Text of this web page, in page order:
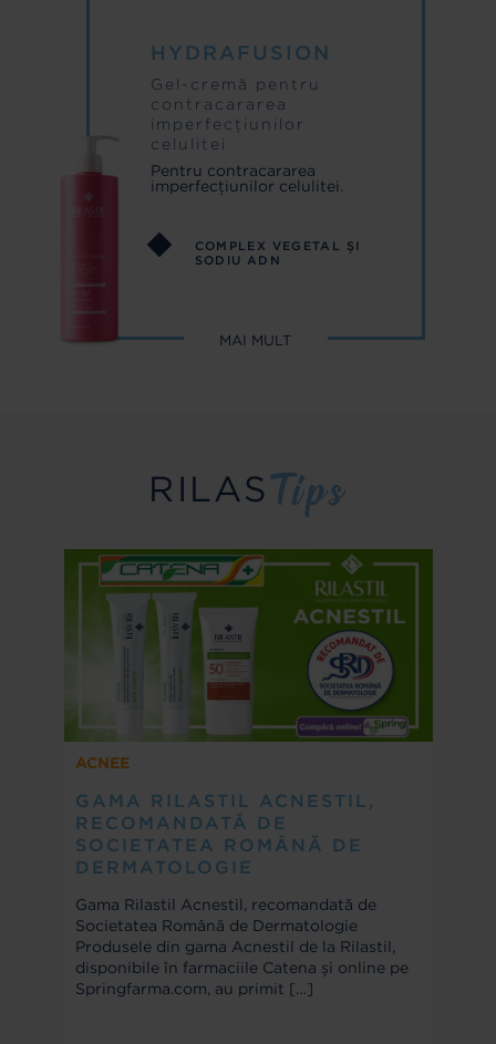
HYDRAFUSION
Gel-cremă pentru
contracararea
imperfecțiunilor
celulitei
Pentru contracararea
imperfecțiunilor celulitei.
COMPLEX VEGETAL ȘI
SODIU ADN
MAI MULT
RILAS
ACNEE
GAMA RILASTIL ACNESTIL,
RECOMANDATĂ DE
SOCIETATEA ROMÂNĂ DE
DERMATOLOGIE
Gama Rilastil Acnestil, recomandată de
Societatea Română de Dermatologie
Produsele din gama Acnestil de la Rilastil,
disponibile în farmaciile Catena și online pe
Springfarma.com, au primit […]